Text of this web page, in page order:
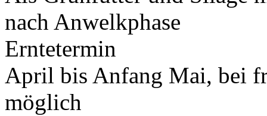
nach Anwelkphase
Erntetermin
April bis Anfang Mai, bei
möglich